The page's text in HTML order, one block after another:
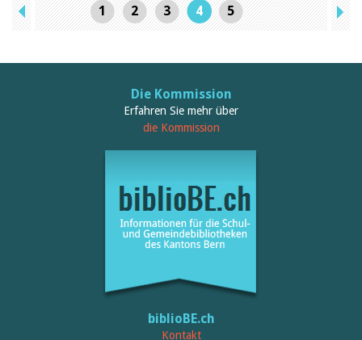
1 2 3 4 5
Die Kommission
Erfahren Sie mehr über
die Kommission
biblioBE.ch
Kontakt